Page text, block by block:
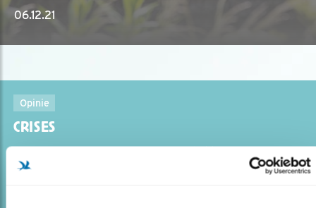
06.12.21
Opinie
CRISES
25.06.20Alle crises van nu zijn gelinkt aan onze
omgang met natuur.